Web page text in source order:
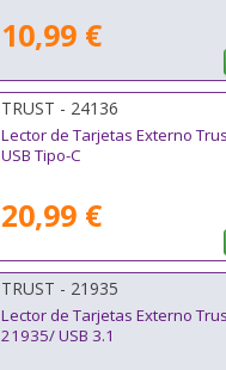
10,99 €
TRUST - 24136
Lector de Tarjetas Externo
USB Tipo-C
20,99 €
TRUST - 21935
Lector de Tarjetas Externo
21935/ USB 3.1